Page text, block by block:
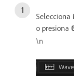
Selecciona
o presiona
\n